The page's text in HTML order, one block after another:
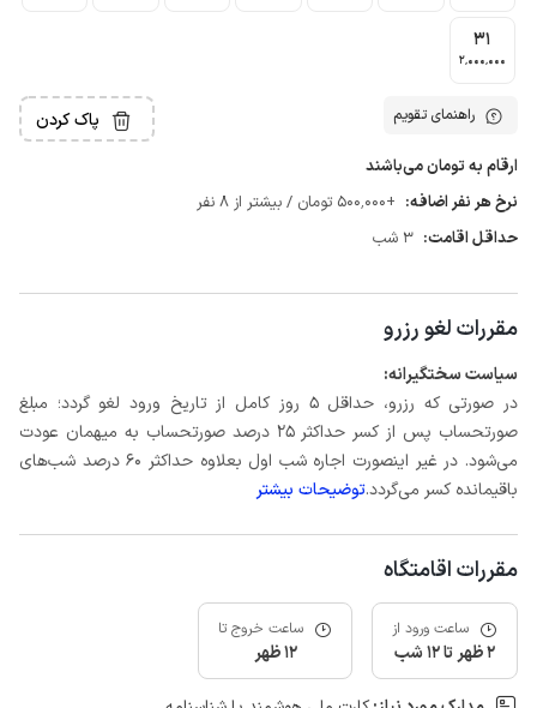
31
2٬000٬000
راهنمای تقویم پاک کردن
ارقام به تومان می‌باشند
نرخ هر نفر اضافه: +500٬000 تومان / بیشتر از 8 نفر
حداقل اقامت: 3 شب
مقررات لغو رزرو
سیاست سختگیرانه:
در صورتی که رزرو، حداقل 5 روز کامل از تاریخ ورود لغو گردد؛ مبلغ
صورتحساب پس از کسر حداکثر 25 درصد صورتحساب به میهمان عودت
می‌شود. در غیر اینصورت اجاره شب اول بعلاوه حداکثر 60 درصد شب‌های
باقیمانده کسر می‌گردد.توضیحات بیشتر
مقررات اقامتگاه
ساعت ورود از
2 ظهر تا 12 شب
ساعت خروج تا
12 ظهر